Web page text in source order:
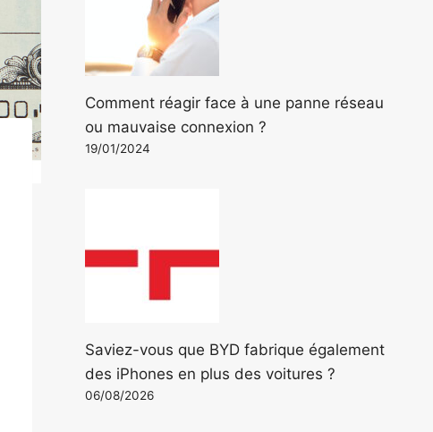
Comment réagir face à une panne réseau
ou mauvaise connexion ?
19/01/2024
Saviez-vous que BYD fabrique également
des iPhones en plus des voitures ?
06/08/2026